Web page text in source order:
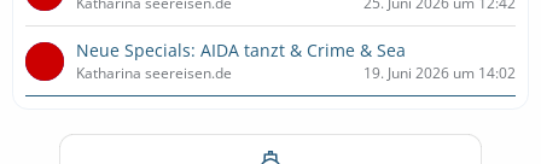
Neue Specials: AIDA tanzt & Crime & Sea
Katharina seereisen.de 19. Juni 2026 um 14:02